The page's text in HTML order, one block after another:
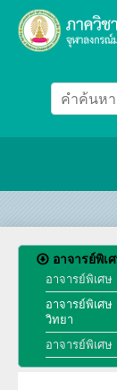
อาจารย์พิเ
อาจารย์พิเศ
อาจารย์พิเศษ
วิทยา
อาจารย์พิเศ